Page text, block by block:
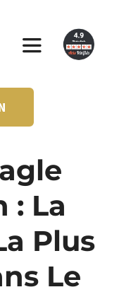
Toggle
: La
Plus
Le